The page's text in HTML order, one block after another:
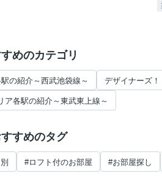
めのカテゴリ
の紹介～西武池袋線～ デザイナーズ！
ア各駅の紹介～東武東上線～
すめのタグ
#ロフト付のお部屋 #お部屋探し